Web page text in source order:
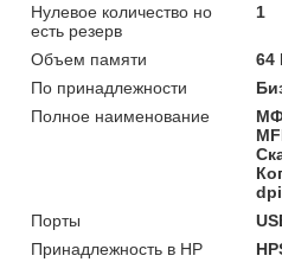
Нулевое количество но
есть резерв
1
Объем памяти
64
По принадлежности
Полное наименование
Порты
Принадлежность в НР